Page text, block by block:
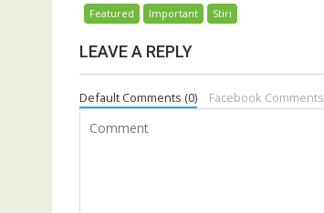
Featured Important Stiri
LEAVE A REPLY
Default Comments (0) Facebook Comments